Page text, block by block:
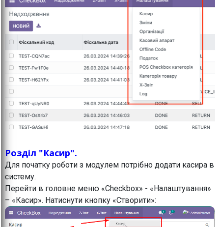
Розділ "Касир".
Для початку роботи з модулем потрібно додати касира в
систему.
Перейти в головне меню «Checkbox» - «Налаштування»
– «Касир». Натиснути кнопку «Створити»: